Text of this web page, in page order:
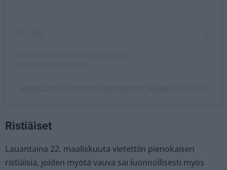
Ristiäiset
Lauantaina 22. maaliskuuta vietettiin pienokaisen
ristiäisiä, joiden myötä vauva sai luonnollisesti myös